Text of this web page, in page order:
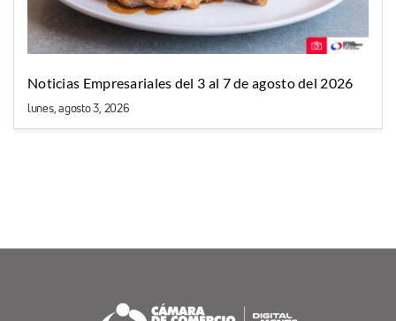
Noticias Empresariales del 3 al 7 de agosto del 2026
lunes, agosto 3, 2026